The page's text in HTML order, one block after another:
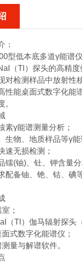
：
型低本底多道γ能谱仪
（Tl）探头的高精
对检测样品中放射性
性能桌面式数字化能
。
素γ能谱测量分析；
生物、地质样品等γ能
速无损检测；
镭(铀)、钍、钾含量分
配备铀、铯、钴、碘
；
（Tl）伽马辐射探头
式数字化能谱仪；
量与解谱软件。